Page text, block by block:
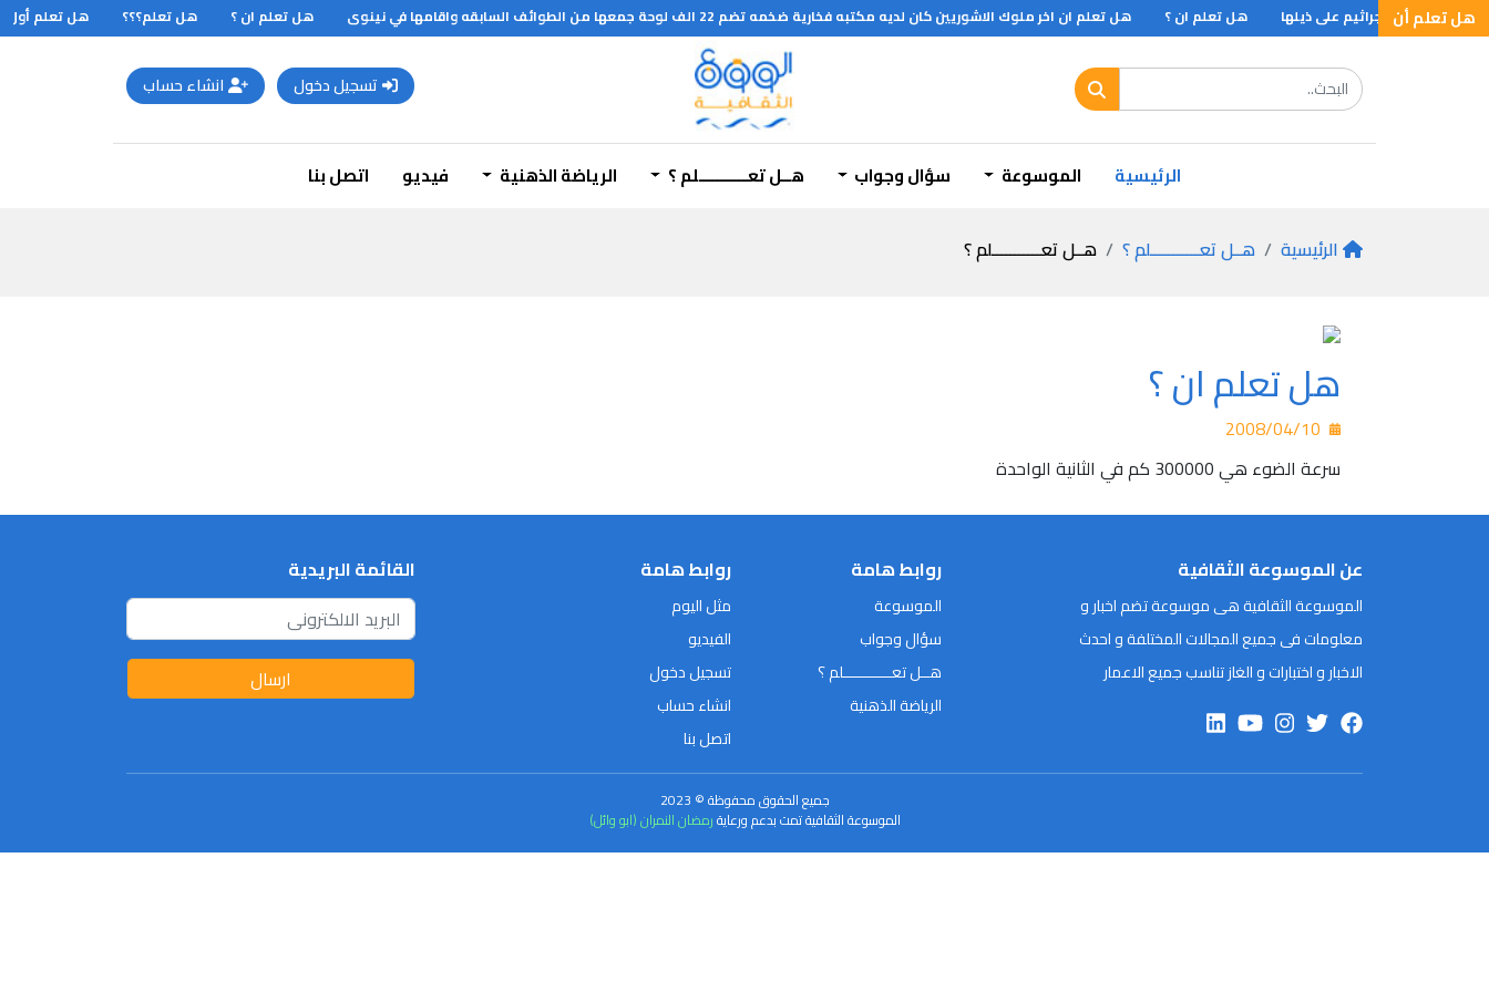
هل تعلم أن
تحمل بعض الجراثيم على ذيلها هل تعلم ان ؟ هل تعلم ان اخر ملوك الاشوريين كان لديه مكتبه فخارية ضخمه تضم 22 الف لوحة جمعها من الطوائف السابقه واقامها في نينوى هل تعلم ان ؟ هل تعلم؟؟؟
هل تعلم أول
تسجيل دخول انشاء حساب
الرئيسية الموسوعة سؤال وجواب هــل تعـــــــــــلم ؟ الرياضة الذهنية فيديو اتصل بنا
الرئيسية هــل تعـــــــــــلم ؟ هــل تعـــــــــــلم ؟
هل تعلم ان ؟
سرعة الضوء هي 300000 كم في الثانية الواحدة
عن الموسوعة الثقافية
الموسوعة الثقافية هى موسوعة تضم اخبار و
معلومات فى جميع المجالات المختلفة و احدث
الاخبار و اختبارات و الغاز تناسب جميع الاعمار
روابط هامة
الموسوعة
سؤال وجواب
هــل تعـــــــــــلم ؟
الرياضة الذهنية
روابط هامة
مثل اليوم
الفيديو
تسجيل دخول
انشاء حساب
اتصل بنا
القائمة البريدية
ارسال
جميع الحقوق محفوظة © 2023
الموسوعة الثقافية تمت بدعم ورعايةرمضان النمران (ابو وائل)